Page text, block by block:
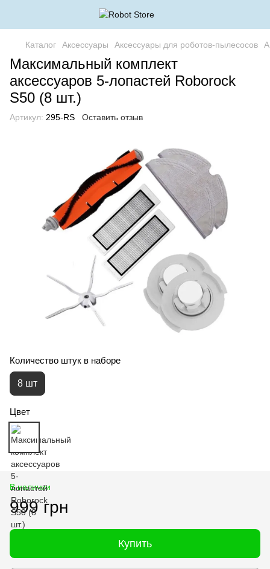
Каталог Аксессуары Аксессуары для роботов-пылесосов
Максимальный комплект
аксессуаров 5-лопастей Roborock
S50 (8 шт.)
Артикул: 295-RS Оставить отзыв
Количество штук в наборе
8 шт
Цвет
В наличии
999 грн
Купить